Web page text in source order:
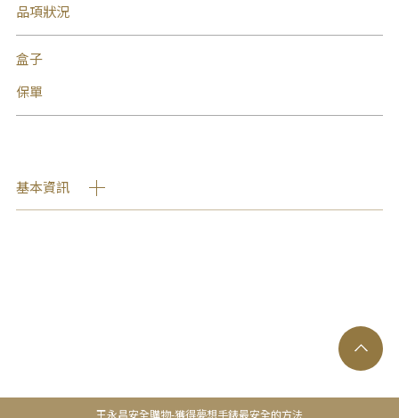
品項狀況
盒子
保單
基本資訊
王永昌安全購物-獲得夢想手錶最安全的方法